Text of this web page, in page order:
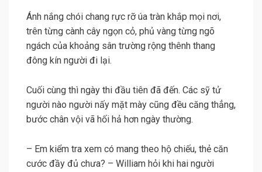
Ánh nắng chói chang rực rỡ úa tràn khắp mọi nơi,
trên từng cành cây ngọn cỏ, phủ vàng từng ngõ
ngách của khoảng sân trường rộng thênh thang
đông kín người đi lại.
Cuối cùng thì ngày thi đầu tiên đã đến. Các sỹ tử
người nào người nấy mặt mày cũng đều căng thẳng,
bước chân vội vã hối hả hơn ngày thường.
– Em kiểm tra xem có mang theo hộ chiếu, thẻ căn
cước đầy đủ chưa? – William hỏi khi hai người